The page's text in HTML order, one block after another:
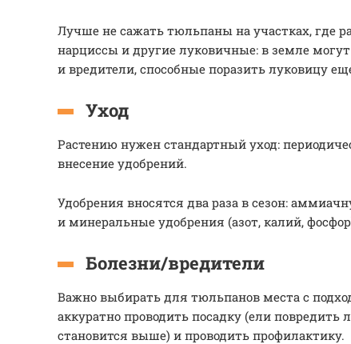
Лучше не сажать тюльпаны на участках, где
нарциссы и другие луковичные: в земле
и вредители, способные поразить луковицу
Уход
Растению нужен стандартный уход:
внесение удобрений.
Удобрения вносятся два раза в сезон:
и минеральные удобрения (азот, калий,
Болезни/вредители
Важно выбирать для тюльпанов места с
аккуратно проводить посадку (ели повредить
становится выше) и проводить профилактику.